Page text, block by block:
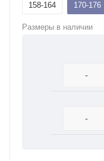
158-164
170-176
Размеры в наличии
-
-